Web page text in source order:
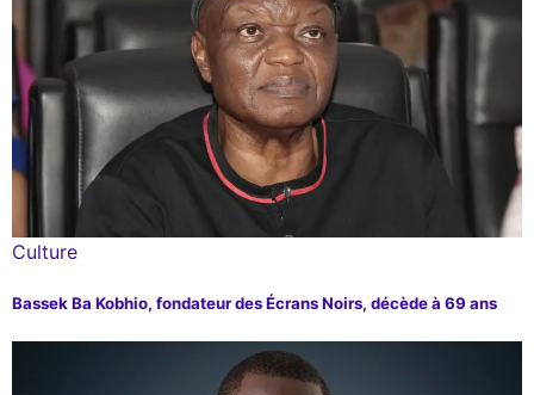
Culture
Bassek Ba Kobhio, fondateur des Écrans Noirs, décède à 69 ans